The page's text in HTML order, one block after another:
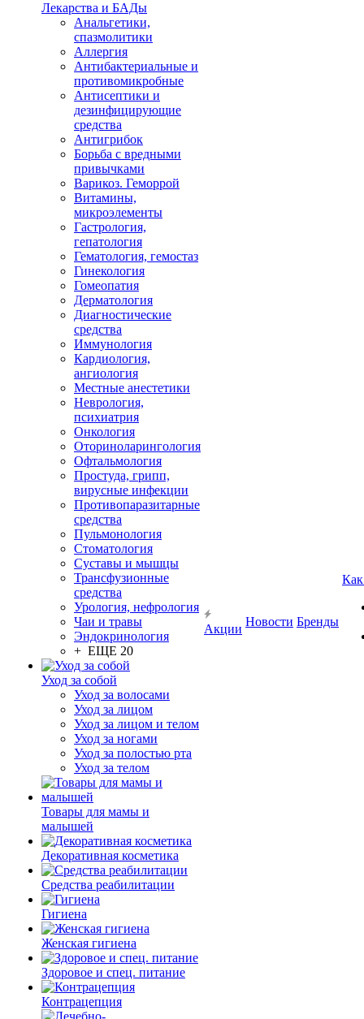
Лекарства и БАДы
Анальгетики,
спазмолитики
Аллергия
Антибактериальные и
противомикробные
Антисептики и
дезинфицирующие
средства
Антигрибок
Борьба с вредными
привычками
Варикоз. Геморрой
Витамины,
микроэлементы
Гастрология,
гепатология
Гематология, гемостаз
Гинекология
Гомеопатия
Дерматология
Диагностические
средства
Иммунология
Кардиология,
ангиология
Местные анестетики
Неврология,
психиатрия
Онкология
Оториноларингология
Офтальмология
Простуда, грипп,
вирусные инфекции
Противопаразитарные
средства
Пульмонология
Стоматология
Суставы и мышцы
Трансфузионные
средства
Урология, нефрология
Чаи и травы
Эндокринология
+ ЕЩЕ 20
Уход за собой
Уход за волосами
Уход за лицом
Уход за лицом и телом
Уход за ногами
Уход за полостью рта
Уход за телом
Товары для мамы и
малышей
Декоративная косметика
Средства реабилитации
Гигиена
Женская гигиена
Здоровое и спец. питание
Контрацепция
Акции
Новости Бренды